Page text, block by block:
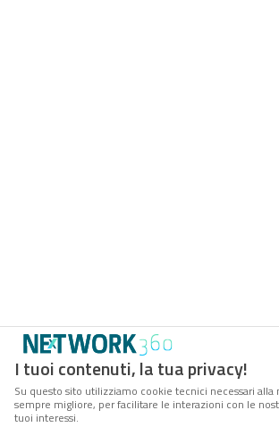
I tuoi contenuti, la tua privacy!
Su questo sito utilizziamo cookie tecnici necessari
sempre migliore, per facilitare le interazioni con le
tuoi interessi.